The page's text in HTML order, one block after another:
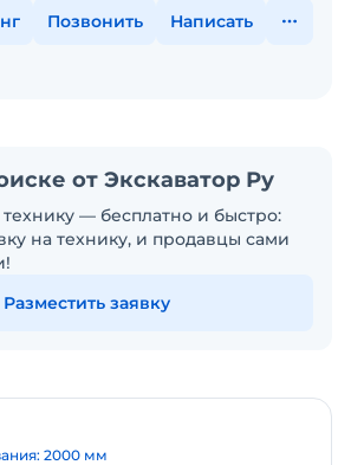
Позвонить Написать
от Экскаватор Ру
— бесплатно и быстро:
на технику, и продавцы сами
Разместить заявку
2000 мм